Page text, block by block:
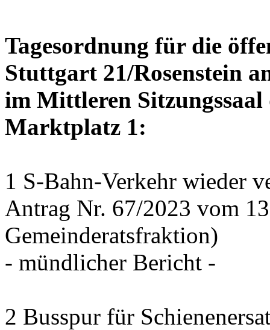
Tagesordnung für die
Stuttgart 21/Rosenstein
im Mittleren Sitzungssaal
Marktplatz 1:
1 S-Bahn-Verkehr wieder
Antrag Nr. 67/2023 vom
Gemeinderatsfraktion)
- mündlicher Bericht -
2 Busspur für